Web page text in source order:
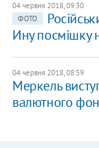
04 червня 2018, 09:30
ФОТО
Ину посмішку
04 червня 2018, 08:59
Меркель
валютного